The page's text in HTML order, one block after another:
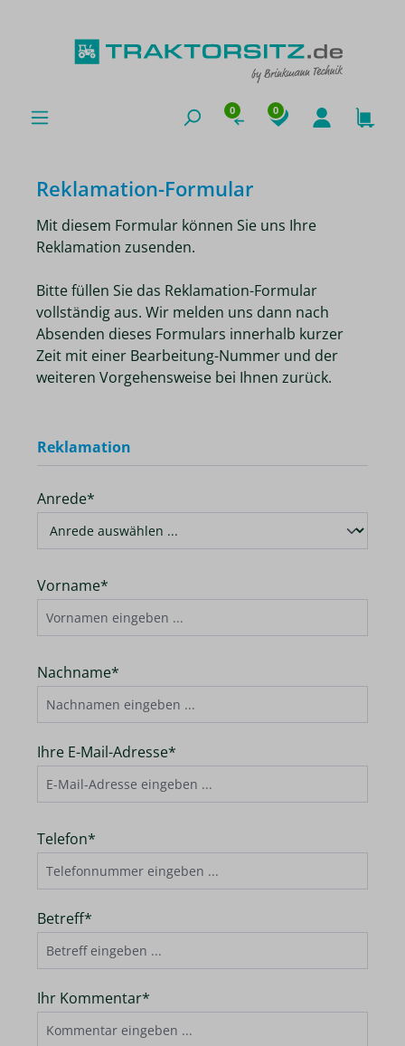
0 0
Reklamation-Formular
Mit diesem Formular können Sie uns Ihre
Reklamation zusenden.
Bitte füllen Sie das Reklamation-Formular
vollständig aus. Wir melden uns dann nach
Absenden dieses Formulars innerhalb kurzer
Zeit mit einer Bearbeitung-Nummer und der
weiteren Vorgehensweise bei Ihnen zurück.
Reklamation
Anrede*
Vorname*
Nachname*
Ihre E-Mail-Adresse*
Telefon*
Betreff*
Ihr Kommentar*